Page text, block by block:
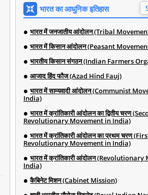
भारत का आधुनिक इतिहास
भारत में जनजातीय आंदोलन (Tribal
भारत में किसान आंदोलन (Peasant
भारतीय किसान संगठन (Indian Farmers
आजाद हिंद फौज (Azad Hind Fauj)
भारत में साम्यवादी आंदोलन (Communist
India)
भारत में क्रांतिकारी आंदोलन का द्वितीय चरण
Revolutionary Movement in India)
भारत में क्रांतिकारी आंदोलन का प्रथम चरण
Revolutionary Movement in India)
भारत में क्रांतिकारी आंदोलन
India)
कैबिनेट मिशन (Cabinet Mission)